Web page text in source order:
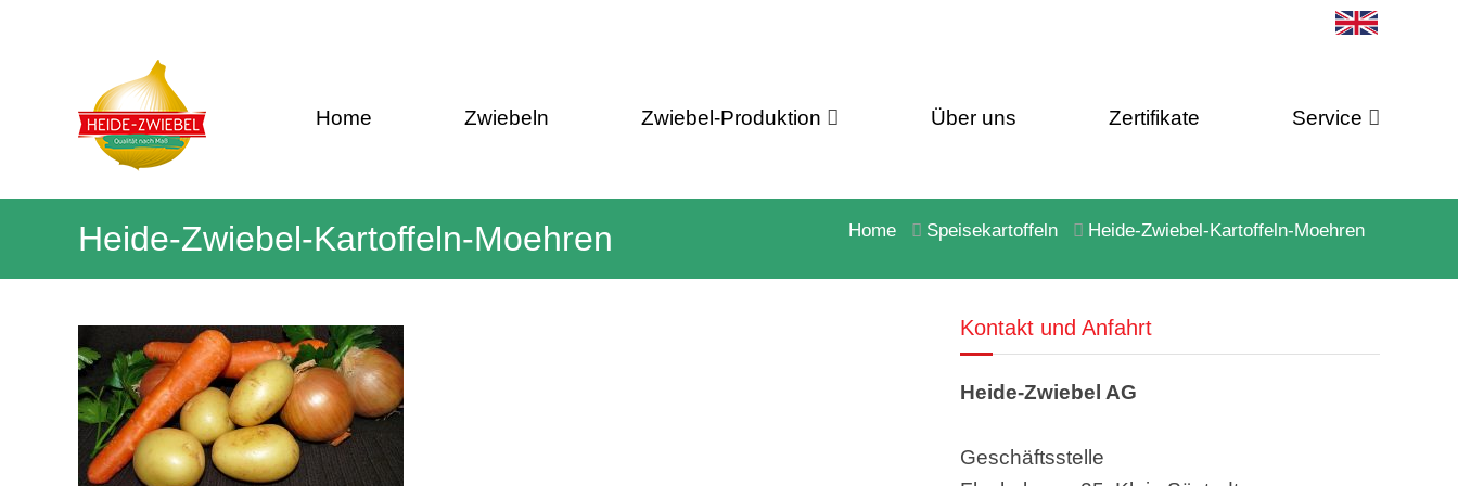
Heide-
Zwiebel
Qualität
nach
Home Zwiebeln Zwiebel-Produktion Über uns Zertifikate Service
Heide-Zwiebel-Kartoffeln-Moehren Home Speisekartoffeln Heide-Zwiebel-Kartoffeln-Moehren
Kontakt und Anfahrt
Heide-Zwiebel AG
Geschäftsstelle